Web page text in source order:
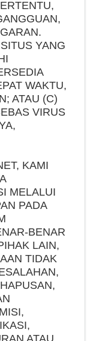
YANG
WAKTU,
ATAU (C)
VIRUS
KAMI
MELALUI
PADA
BENAR
LAIN,
TIDAK
ATAU